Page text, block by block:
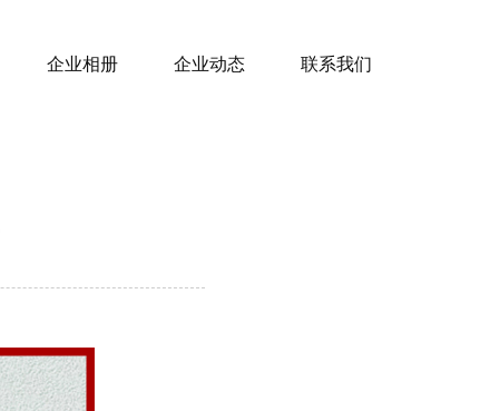
企业相册 企业动态 联系我们